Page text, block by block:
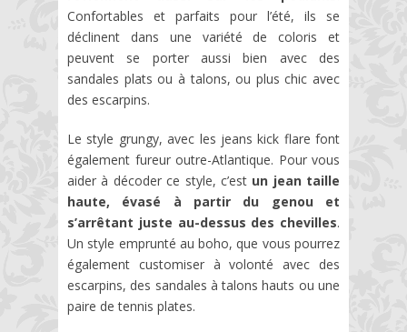
Confortables et parfaits pour l’été, ils se
déclinent dans une variété de coloris et
peuvent se porter aussi bien avec des
sandales plats ou à talons, ou plus chic avec
des escarpins.
Le style grungy, avec les jeans kick flare font
également fureur outre-Atlantique. Pour vous
aider à décoder ce style, c’est un jean taille
haute, évasé à partir du genou et
s’arrêtant juste au-dessus des chevilles.
Un style emprunté au boho, que vous pourrez
également customiser à volonté avec des
escarpins, des sandales à talons hauts ou une
paire de tennis plates.